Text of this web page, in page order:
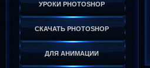
УРОКИ PHOTOSHOP
СКАЧАТЬ PHOTOSHOP
ДЛЯ АНИМАЦИИ